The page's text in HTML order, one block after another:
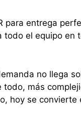
para entrega
el equipo en
no llega
más
hoy se convierte